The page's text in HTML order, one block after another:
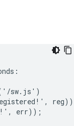
sw.js')
reg))
err));